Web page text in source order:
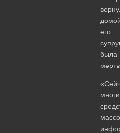
его
была